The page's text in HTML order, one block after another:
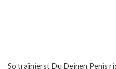
So trainierst Du Deinen Penis